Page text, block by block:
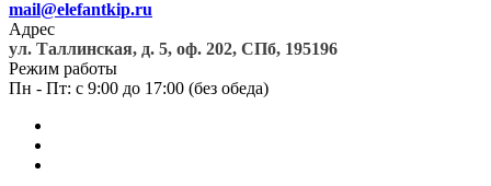
mail@elefantkip.ru
Адрес
ул. Таллинская, д. 5, оф. 202, СПб, 195196
Режим работы
Пн - Пт: с 9:00 до 17:00 (без обеда)